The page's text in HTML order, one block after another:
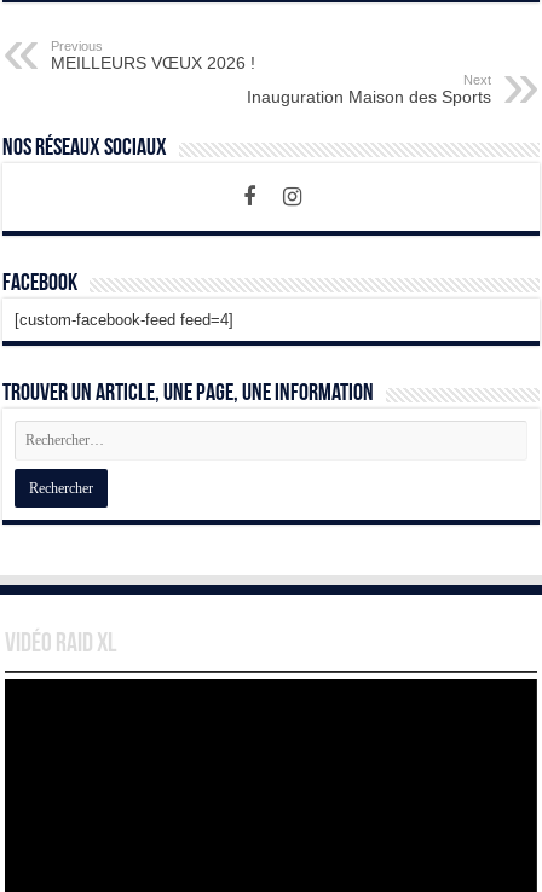
Previous
MEILLEURS VŒUX 2026 !
Next
Inauguration Maison des Sports
Nos Réseaux Sociaux
Facebook
[custom-facebook-feed feed=4]
Trouver un article, une page, une information
Vidéo Raid XL